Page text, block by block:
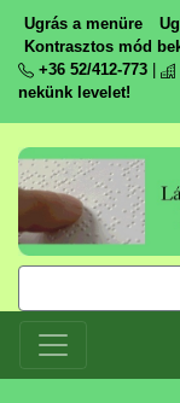
Ugrás a menüre
Kontrasztos mód
+36 52/412-773
nekünk levelet!